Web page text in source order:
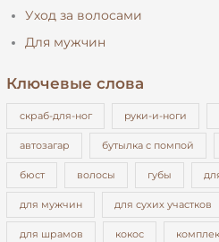
Уход за волосами
Для мужчин
Ключевые слова
cкраб-для-ног pуки-и-ноги
автозагар бутылка с помпой
бюст волосы губы
для мужчин для сухих участков
для шрамов кокос